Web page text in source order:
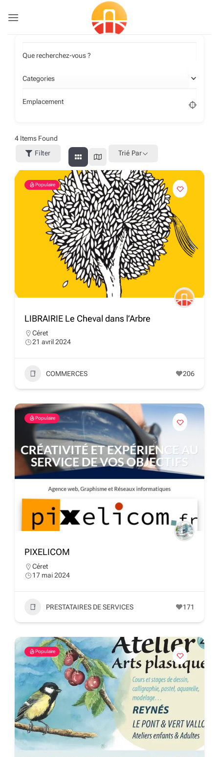
Que recherchez-vous ?
Categories
Emplacement
4 Items Found
Filter
Trié Par
Populaire
LIBRAIRIE Le Cheval dans l’Arbre
Céret
21 avril 2024
COMMERCES 206
Populaire
PIXELICOM
Céret
17 mai 2024
PRESTATAIRES DE SERVICES 171
Populaire